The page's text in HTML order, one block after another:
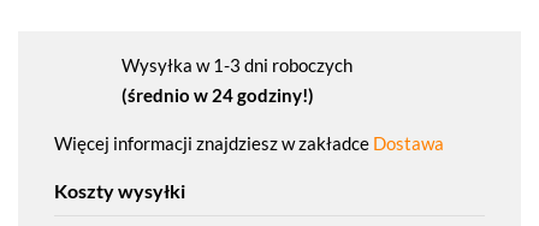
Wysyłka w 1-3 dni roboczych
(średnio w 24 godziny!)
Więcej informacji znajdziesz w zakładce Dostawa
Koszty wysyłki